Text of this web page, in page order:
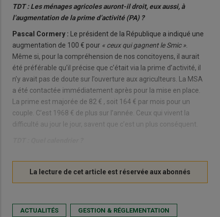
TDT : Les ménages agricoles auront-il droit, eux aussi, à
l’augmentation de la prime d’activité (PA) ?
Pascal Cormery : Le président de la République a indiqué une
augmentation de 100 € pour « ceux qui gagnent le Smic ».
Même si, pour la compréhension de nos concitoyens, il aurait
été préférable qu’il précise que c’était via la prime d’activité, il
n’y avait pas de doute sur l’ouverture aux agriculteurs. La MSA
a été contactée immédiatement après pour la mise en place.
La prime est majorée de 82 € , soit 164 € par mois pour un
couple. C’est 1968 € de plus sur l’année. Ceux qui vivent la
difficulté au jour le jour, savent que c’est un plus conséquent.
ACTUALITÉS GESTION & RÉGLEMENTATION